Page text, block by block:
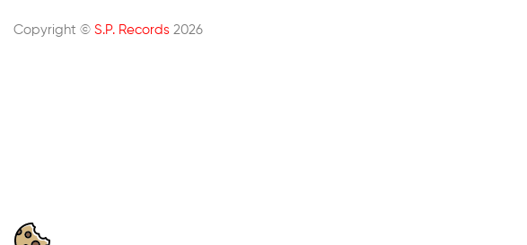
Copyright © S.P. Records 2026